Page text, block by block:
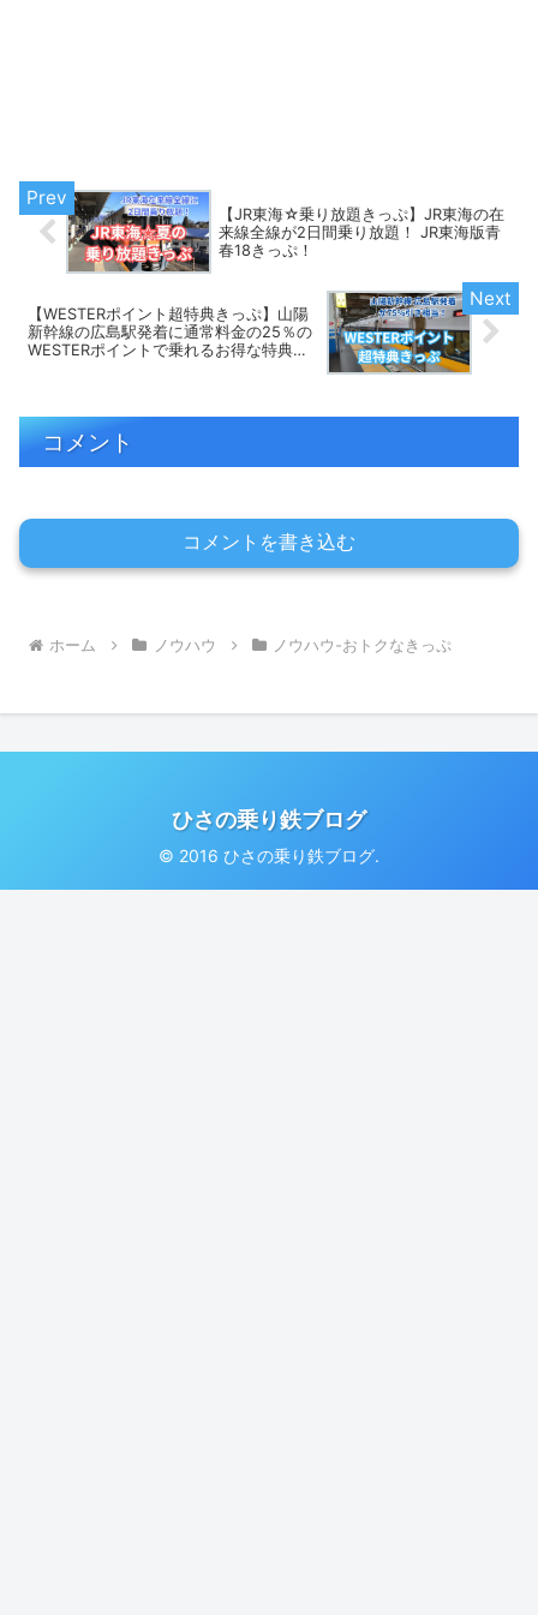
【JR東海☆乗り放題きっぷ】JR東海の在
来線全線が2日間乗り放題！ JR東海版青
春18きっぷ！
【WESTERポイント超特典きっぷ】山陽
新幹線の広島駅発着に通常料金の25％の
WESTERポイントで乗れるお得な特典き
コメント
コメントを書き込む
ホーム ノウハウ ノウハウ-おトクなきっぷ
ひさの乗り鉄ブログ
© 2016 ひさの乗り鉄ブログ.